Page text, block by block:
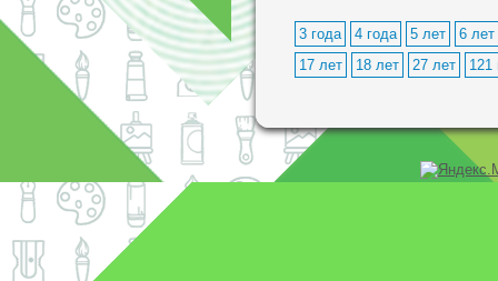
3 года 4 года 5 лет
6 лет
17 лет
18 лет 27 лет 121